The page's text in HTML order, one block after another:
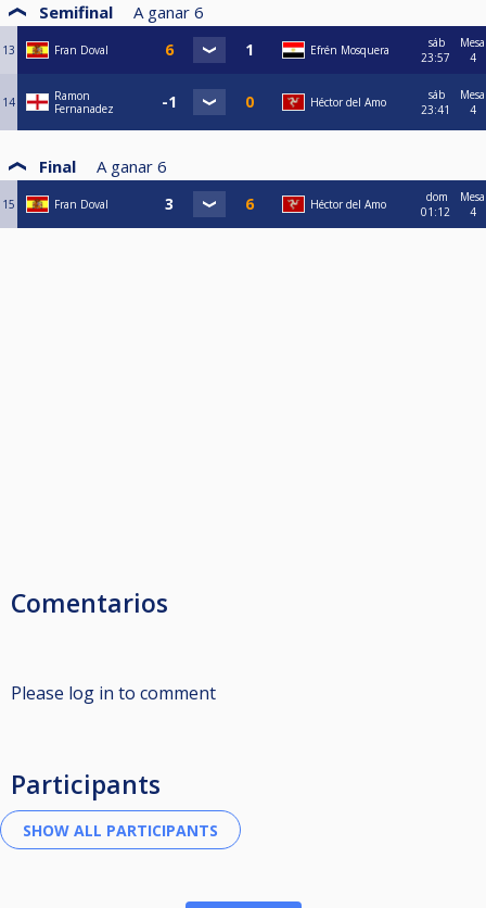
Semifinal A ganar 6
13 Fran Doval Efrén Mosquera
sáb
23:57
Mesa
4
14
Ramon
Fernanadez
Héctor del Amo
sáb
23:41
Mesa
4
Final A ganar 6
15 Fran Doval Héctor del Amo
dom
01:12
Mesa
4
Comentarios
Please log in to comment
Participants